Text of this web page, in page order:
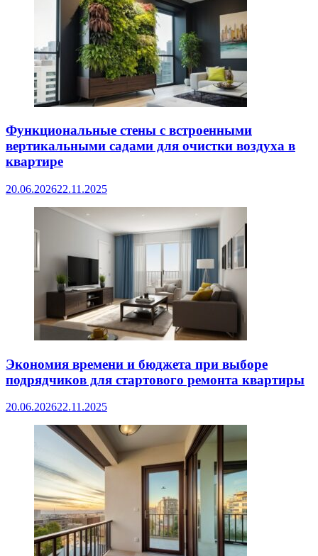
Функциональные стены с встроенными
вертикальными садами для очистки воздуха в
квартире
20.06.202622.11.2025
Экономия времени и бюджета при выборе
подрядчиков для стартового ремонта квартиры
20.06.202622.11.2025